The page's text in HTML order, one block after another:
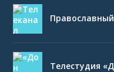
Телестудия